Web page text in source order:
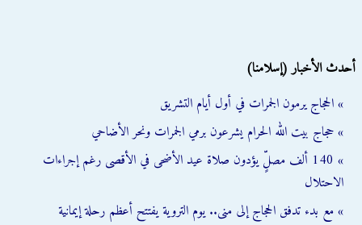
أحدث الأخبار (إسلامنا)
» الحجاج يرمون الجمرات في أول أيام التشريق
» حجاج بيت الله الحرام يشرعون برمي الجمرات ونحر الأضاحي
» 140 ألف مصلٍّ يؤدون صلاة عيد الأضحى في الأقصى رغم إجراءات
الاحتلال
» مع بدء تدفق الحجاج إلى منى.. يوم التروية يفتتح أعظم رحلة إيمانية